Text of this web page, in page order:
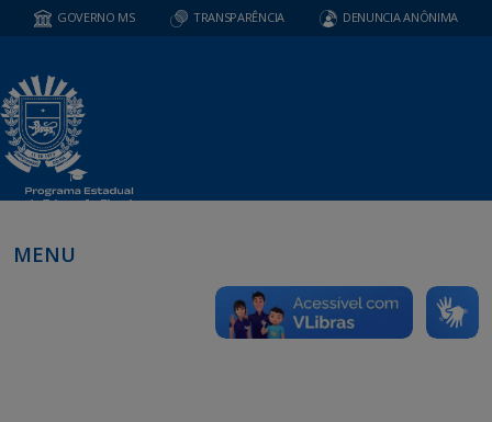
GOVERNO MS TRANSPARÊNCIA DENUNCIA ANÔNIMA
MENU